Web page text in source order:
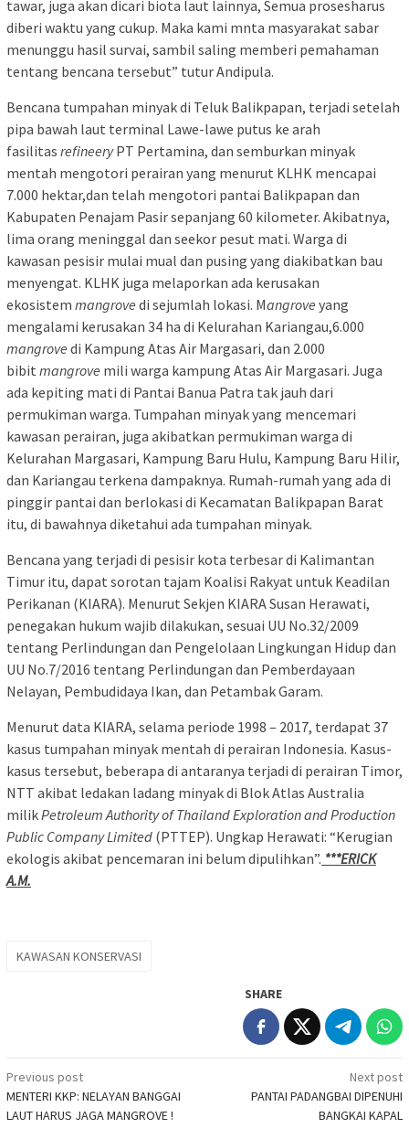
tawar, juga akan dicari biota laut lainnya, Semua prosesharus
diberi waktu yang cukup. Maka kami mnta masyarakat sabar
menunggu hasil survai, sambil saling memberi pemahaman
tentang bencana tersebut” tutur Andipula.
Bencana tumpahan minyak di Teluk Balikpapan, terjadi setelah
pipa bawah laut terminal Lawe-lawe putus ke arah
fasilitas refineeryPT Pertamina, dan semburkan minyak
mentah mengotori perairan yang menurut KLHK mencapai
7.000 hektar,dan telah mengotori pantai Balikpapan dan
Kabupaten Penajam Pasir sepanjang 60 kilometer. Akibatnya,
lima orang meninggal dan seekor pesut mati. Warga di
kawasan pesisir mulai mual dan pusing yang diakibatkan bau
menyengat. KLHK juga melaporkan ada kerusakan
ekosistem mangrove di sejumlah lokasi. Mangrove yang
mengalami kerusakan 34 ha di Kelurahan Kariangau,6.000
mangrove di Kampung Atas Air Margasari, dan 2.000
bibit mangrove mili warga kampung Atas Air Margasari. Juga
ada kepiting mati di Pantai Banua Patra tak jauh dari
permukiman warga. Tumpahan minyak yang mencemari
kawasan perairan, juga akibatkan permukiman warga di
Kelurahan Margasari, Kampung Baru Hulu, Kampung Baru Hilir,
dan Kariangau terkena dampaknya. Rumah-rumah yang ada di
pinggir pantai dan berlokasi di Kecamatan Balikpapan Barat
itu, di bawahnya diketahui ada tumpahan minyak.
Bencana yang terjadi di pesisir kota terbesar di Kalimantan
Timur itu, dapat sorotan tajam Koalisi Rakyat untuk Keadilan
Perikanan (KIARA). Menurut Sekjen KIARA Susan Herawati,
penegakan hukum wajib dilakukan, sesuai UU No.32/2009
tentang Perlindungan dan Pengelolaan Lingkungan Hidup dan
UU No.7/2016 tentang Perlindungan dan Pemberdayaan
Nelayan, Pembudidaya Ikan, dan Petambak Garam.
Menurut data KIARA, selama periode 1998 – 2017, terdapat 37
kasus tumpahan minyak mentah di perairan Indonesia. Kasus-
kasus tersebut, beberapa di antaranya terjadi di perairan Timor,
NTT akibat ledakan ladang minyak di Blok Atlas Australia
milikPetroleum Authority of Thailand Exploration and Production
Public Company Limited (PTTEP). Ungkap Herawati: “Kerugian
ekologis akibat pencemaran ini belum dipulihkan”. ***ERICK
A.M.
KAWASAN KONSERVASI
SHARE
Post
navigation
Previous post
MENTERI KKP: NELAYAN BANGGAI
LAUT HARUS JAGA MANGROVE !
Next post
PANTAI PADANGBAI DIPENUHI
BANGKAI KAPAL